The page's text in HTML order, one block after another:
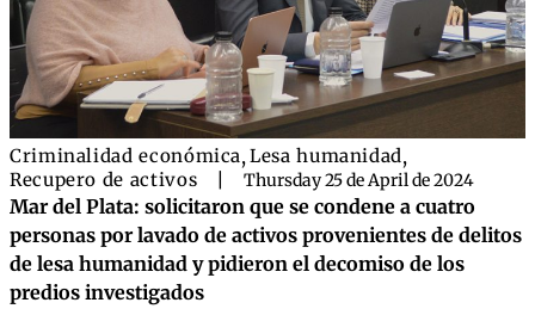
Criminalidad económica,Lesa humanidad,
Recupero de activos Thursday 25 de April de 2024
Mar del Plata: solicitaron que se condene a cuatro
personas por lavado de activos provenientes de delitos
de lesa humanidad y pidieron el decomiso de los
predios investigados